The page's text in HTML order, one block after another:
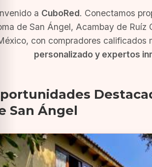
a CuboRed. Conectamos
de San Ángel, Acambay de Ruíz
con compradores calificados
personalizado y expertos
San Ángel